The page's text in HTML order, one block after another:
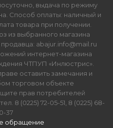
выдача по режиму
Способ оплаты: наличный и
товара при получении.
из выбранного магазина
abajur.info@mail.ru
интернет-магазина
ЧТПУП «Инлюстрис».
оставить замечания и
торговом объекте
прав потребителей
8 (0225) 72-05-51, 8 (0225) 68-
37
обращение